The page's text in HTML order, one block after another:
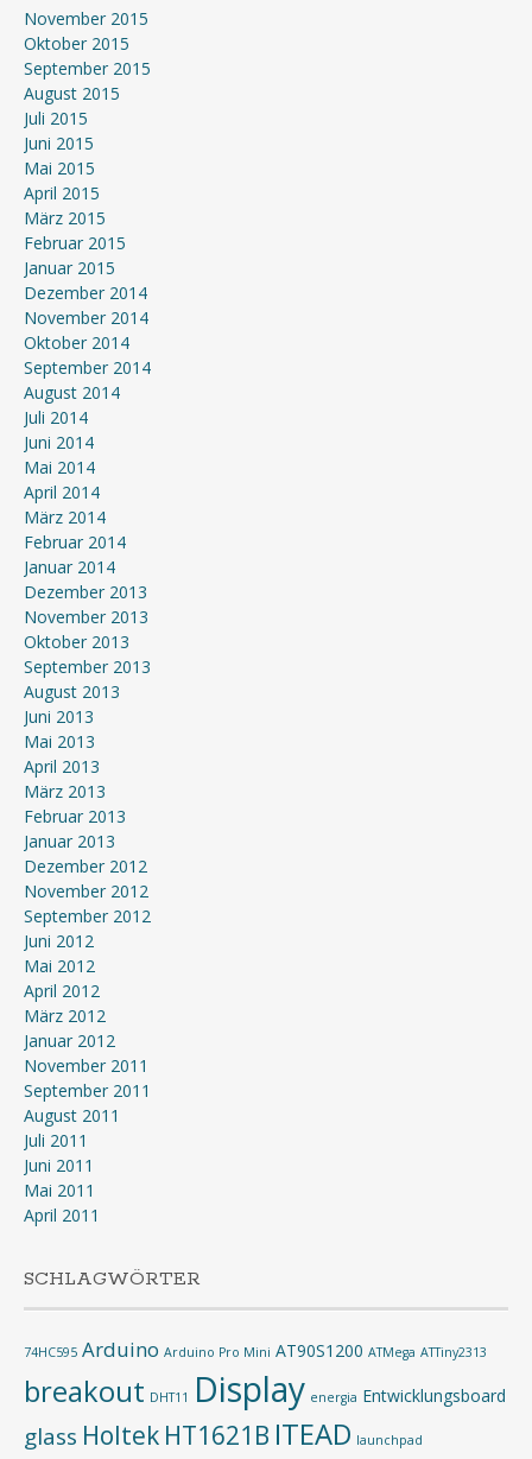
November 2015
Oktober 2015
September 2015
August 2015
Juli 2015
Juni 2015
Mai 2015
April 2015
März 2015
Februar 2015
Januar 2015
Dezember 2014
November 2014
Oktober 2014
September 2014
August 2014
Juli 2014
Juni 2014
Mai 2014
April 2014
März 2014
Februar 2014
Januar 2014
Dezember 2013
November 2013
Oktober 2013
September 2013
August 2013
Juni 2013
Mai 2013
April 2013
März 2013
Februar 2013
Januar 2013
Dezember 2012
November 2012
September 2012
Juni 2012
Mai 2012
April 2012
März 2012
Januar 2012
November 2011
September 2011
August 2011
Juli 2011
Juni 2011
Mai 2011
April 2011
SCHLAGWÖRTER
74HC595 Arduino Arduino Pro Mini AT90S1200 ATMega ATTiny2313
breakout DHT11 Display energia Entwicklungsboard
glass Holtek HT1621B ITEAD launchpad